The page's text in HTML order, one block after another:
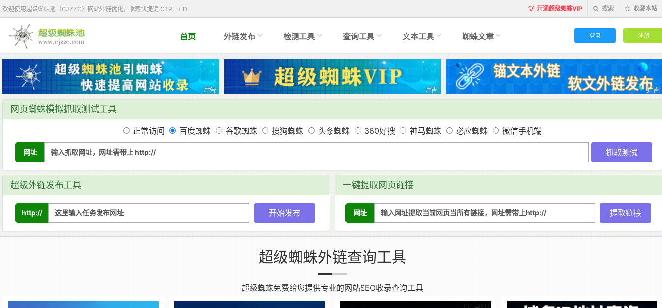
欢迎使用超级蜘蛛池（CJZZC）网站外链优化，收藏快捷键 CTRL + D 开通超级蜘蛛VIP 搜索 收藏本站
首页 外链发布 检测工具 查询工具 文本工具 蜘蛛文章 登录 注册
网页蜘蛛模拟抓取测试工具
正常访问 百度蜘蛛 谷歌蜘蛛 搜狗蜘蛛 头条蜘蛛 360好搜 神马蜘蛛 必应蜘蛛 微信手机端
网址
超级外链发布工具
http://
一键提取网页链接
网址
超级蜘蛛外链查询工具
超级蜘蛛免费给您提供专业的网站SEO收录查询工具